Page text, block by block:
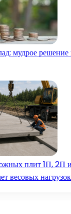
мудрое
плит 1П, 2П
весовых нагрузок